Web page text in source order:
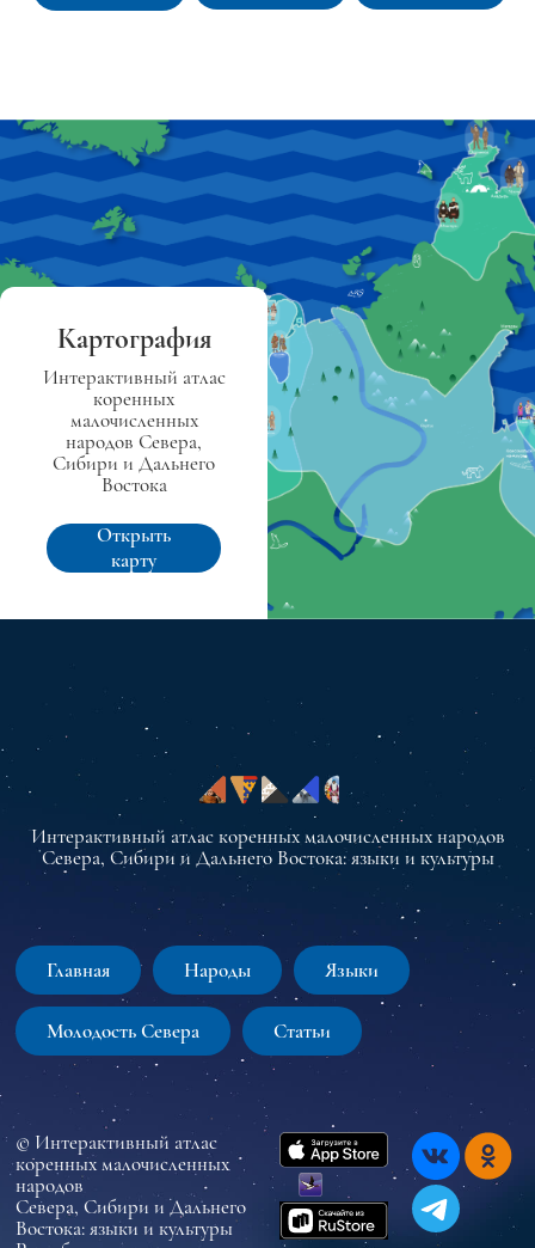
Картография
Интерактивный атлас
коренных
малочисленных
народов Севера,
Сибири и Дальнего
Востока
Открыть
карту
Интерактивный атлас коренных малочисленных народов
Севера, Сибири и Дальнего Востока: языки и культуры
Главная Народы Языки
Молодость Севера Статьи
© Интерактивный атлас
коренных малочисленных
народов
Севера, Сибири и Дальнего
Востока: языки и культуры